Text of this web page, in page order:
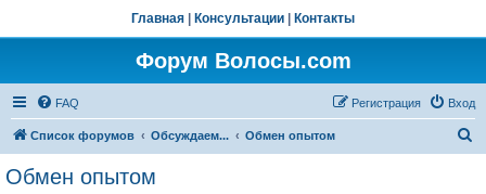
Главная Консультации Контакты
Форум Волосы.com
FAQ Вход
Регистрация
Список форумов Обсуждаем... Обмен опытом
Обмен опытом